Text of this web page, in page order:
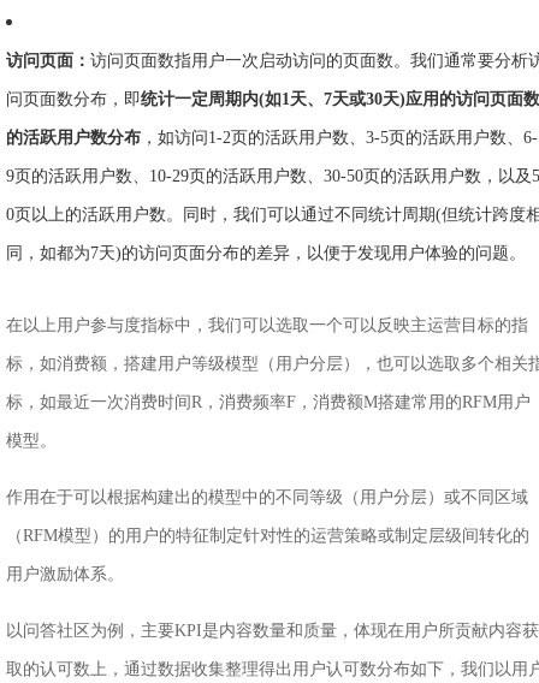
访问页面： 访问页面数指用户一次启动访问的页面数。我们通常要分析
问页面数分布，即统计一定周期内(如1天、7天或30天)应用的访问页面数
的活跃用户数分布 ，如访问1-2页的活跃用户数、3-5页的活跃用户数、6-
9页的活跃用户数、10-29页的活跃用户数、30-50页的活跃用户数，以及5
0页以上的活跃用户数。同时，我们可以通过不同统计周期(但统计跨度
同，如都为7天)的访问页面分布的差异，以便于发现用户体验的问题。
在以上用户参与度指标中，我们可以选取一个可以反映主运营目标的指
标，如消费额，搭建用户等级模型（用户分层），也可以选取多个相关
标，如最近一次消费时间R，消费频率F，消费额M搭建常用的RFM用户
模型。
作用在于可以根据构建出的模型中的不同等级（用户分层）或不同区域
（RFM模型）的用户的特征制定针对性的运营策略或制定层级间转化的
用户激励体系。
以问答社区为例，主要KPI是内容数量和质量，体现在用户所贡献内容获
取的认可数上，通过数据收集整理得出用户认可数分布如下，我们以用